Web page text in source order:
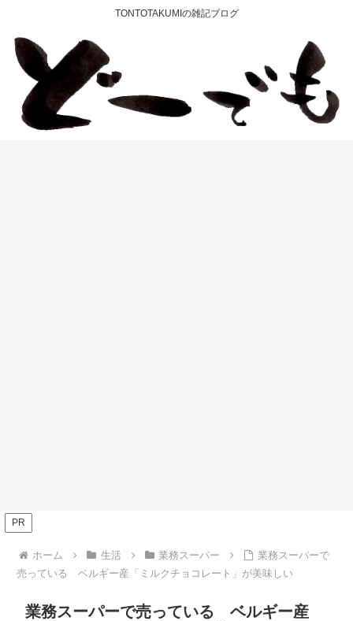
TONTOTAKUMIの雑記ブログ
PR
ホーム 生活 業務スーパー
業務スーパーで
売っている ベルギー産「ミルクチョコレート」が美味しい
業務スーパーで売っている ベルギー産